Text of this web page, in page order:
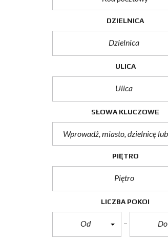
DZIELNICA
Dzielnica
ULICA
Ulica
SŁOWA KLUCZOWE
PIĘTRO
Piętro
LICZBA POKOI
Od Do